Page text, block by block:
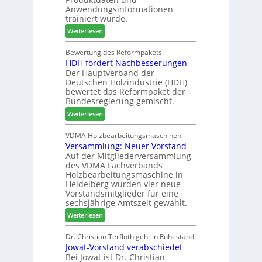
S
y
s
t
m
s
w
o
c
h
e
n
2
0
2
6
e
l
d
e
t
B
e
s
u
c
h
e
r
z
a
h
l
e
n
Anwendungsinformationen
trainiert wurde.
Weiterlesen:
C
h
a
t
b
o
t
h
i
l
t
b
e
i
P
r
o
u
k
Bewertung des Reformpakets
HDH fordert Nachbesserungen
Der Hauptverband der
Deutschen Holzindustrie (HDH)
bewertet das Reformpaket der
Bundesregierung gemischt.
Weiterlesen:
H
D
H
f
o
r
d
e
r
t
N
a
c
VDMA Holzbearbeitungsmaschinen
Versammlung: Neuer Vorstand
Auf der Mitgliederversammlung
des VDMA Fachverbands
Holzbearbeitungsmaschine in
Heidelberg wurden vier neue
Vorstandsmitglieder für eine
sechsjährige Amtszeit gewählt.
Weiterlesen:
V
e
r
s
Dr. Christian Terfloth geht in Ruhestand
Jowat-Vorstand verabschiedet
Bei Jowat ist Dr. Christian